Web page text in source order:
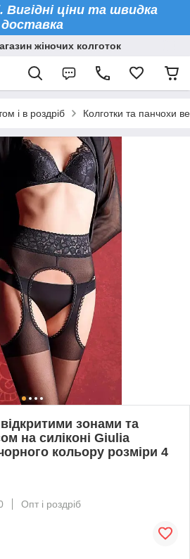
Вигідні ціни та швидка
доставка
жіночих колготок
і в роздріб Колготки та панчохи
зонами та
на силіконі Giulia
кольору розміри 4
Опт і роздріб